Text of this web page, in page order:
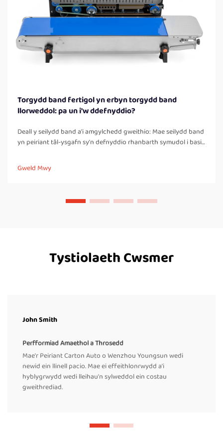
Torgydd band fertigol yn erbyn torgydd band
llorweddol: pa un i'w ddefnyddio?
Deall y seilydd band a'i amgylchedd gweithio: Mae seilydd band
yn peiriant tâl-ysgafn sy'n defnyddio rhanbarth symudol i basio
seal cryf a chau-gofal. Wneir hyn yn wahanol i seilyddion taro
llawer, lle...
Gweld Mwy
Tystiolaeth Cwsmer
John Smith
Perfformiad Amaethol a Throsedd
Mae'r Peiriant Carton Auto o Wenzhou Youngsun wedi
newid ein llinell pacio. Mae ei effeithlonrwydd a'i
hyblygrwydd wedi lleihau'n sylweddol ein costau
gweithrediad.